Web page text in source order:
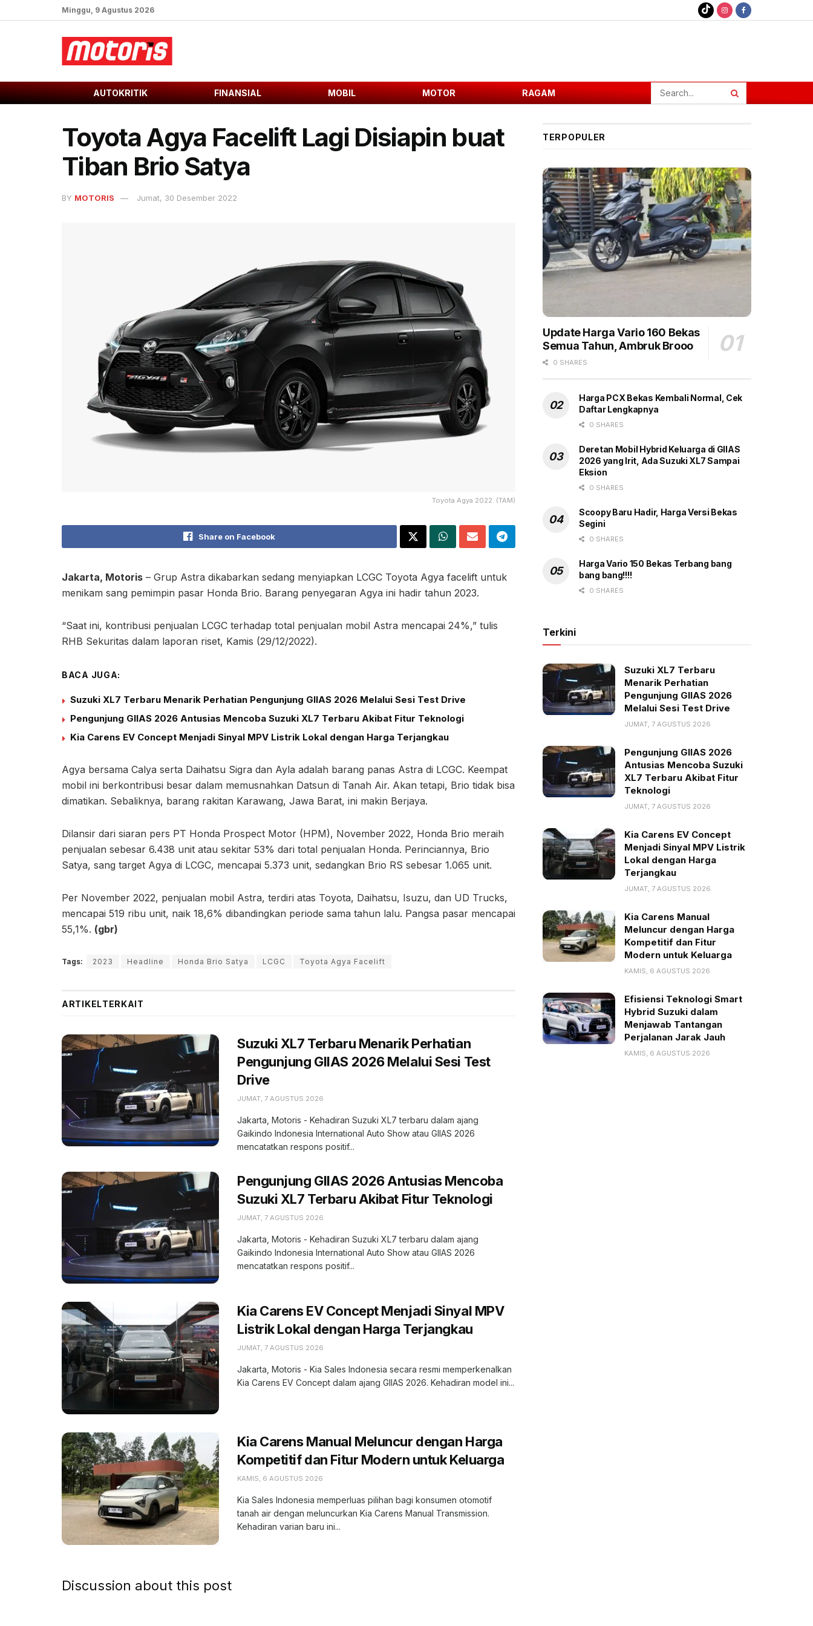
Minggu, 9 Agustus 2026
AUTOKRITIK FINANSIAL MOBIL MOTOR RAGAM
Toyota Agya Facelift Lagi Disiapin buat
Tiban Brio Satya
BY MOTORIS Jumat, 30 Desember 2022
Toyota Agya 2022. (TAM)
Share on Facebook
Jakarta, Motoris – Grup Astra dikabarkan sedang menyiapkan LCGC Toyota Agya facelift untuk
menikam sang pemimpin pasar Honda Brio. Barang penyegaran Agya ini hadir tahun 2023.
“Saat ini, kontribusi penjualan LCGC terhadap total penjualan mobil Astra mencapai 24%,” tulis
RHB Sekuritas dalam laporan riset, Kamis (29/12/2022).
BACA JUGA:
Suzuki XL7 Terbaru Menarik Perhatian Pengunjung GIIAS 2026 Melalui Sesi Test Drive
Pengunjung GIIAS 2026 Antusias Mencoba Suzuki XL7 Terbaru Akibat Fitur Teknologi
Kia Carens EV Concept Menjadi Sinyal MPV Listrik Lokal dengan Harga Terjangkau
Agya bersama Calya serta Daihatsu Sigra dan Ayla adalah barang panas Astra di LCGC. Keempat
mobil ini berkontribusi besar dalam memusnahkan Datsun di Tanah Air. Akan tetapi, Brio tidak bisa
dimatikan. Sebaliknya, barang rakitan Karawang, Jawa Barat, ini makin Berjaya.
Dilansir dari siaran pers PT Honda Prospect Motor (HPM), November 2022, Honda Brio meraih
penjualan sebesar 6.438 unit atau sekitar 53% dari total penjualan Honda. Perinciannya, Brio
Satya, sang target Agya di LCGC, mencapai 5.373 unit, sedangkan Brio RS sebesar 1.065 unit.
Per November 2022, penjualan mobil Astra, terdiri atas Toyota, Daihatsu, Isuzu, dan UD Trucks,
mencapai 519 ribu unit, naik 18,6% dibandingkan periode sama tahun lalu. Pangsa pasar mencapai
55,1%. (gbr)
Tags: 2023 Headline Honda Brio Satya LCGC Toyota Agya Facelift
ARTIKELTERKAIT
Suzuki XL7 Terbaru Menarik Perhatian
Pengunjung GIIAS 2026 Melalui Sesi Test
Drive
JUMAT, 7 AGUSTUS 2026
Jakarta, Motoris - Kehadiran Suzuki XL7 terbaru dalam ajang
Gaikindo Indonesia International Auto Show atau GIIAS 2026
mencatatkan respons positif...
Pengunjung GIIAS 2026 Antusias Mencoba
Suzuki XL7 Terbaru Akibat Fitur Teknologi
JUMAT, 7 AGUSTUS 2026
Jakarta, Motoris - Kehadiran Suzuki XL7 terbaru dalam ajang
Gaikindo Indonesia International Auto Show atau GIIAS 2026
mencatatkan respons positif...
Kia Carens EV Concept Menjadi Sinyal MPV
Listrik Lokal dengan Harga Terjangkau
JUMAT, 7 AGUSTUS 2026
Jakarta, Motoris - Kia Sales Indonesia secara resmi memperkenalkan
Kia Carens EV Concept dalam ajang GIIAS 2026. Kehadiran model ini...
Kia Carens Manual Meluncur dengan Harga
Kompetitif dan Fitur Modern untuk Keluarga
KAMIS, 6 AGUSTUS 2026
Kia Sales Indonesia memperluas pilihan bagi konsumen otomotif
tanah air dengan meluncurkan Kia Carens Manual Transmission.
Kehadiran varian baru ini...
Discussion about this post
TERPOPULER
Update Harga Vario 160 Bekas
Semua Tahun, Ambruk Brooo
0 SHARES
Harga PCX Bekas Kembali Normal, Cek
Daftar Lengkapnya
0 SHARES
Deretan Mobil Hybrid Keluarga di GIIAS
2026 yang Irit, Ada Suzuki XL7 Sampai
Eksion
0 SHARES
Scoopy Baru Hadir, Harga Versi Bekas
Segini
0 SHARES
Harga Vario 150 Bekas Terbang bang
bang bang!!!!
0 SHARES
Terkini
Suzuki XL7 Terbaru
Menarik Perhatian
Pengunjung GIIAS 2026
Melalui Sesi Test Drive
JUMAT, 7 AGUSTUS 2026
Pengunjung GIIAS 2026
Antusias Mencoba Suzuki
XL7 Terbaru Akibat Fitur
Teknologi
JUMAT, 7 AGUSTUS 2026
Kia Carens EV Concept
Menjadi Sinyal MPV Listrik
Lokal dengan Harga
Terjangkau
JUMAT, 7 AGUSTUS 2026
Kia Carens Manual
Meluncur dengan Harga
Kompetitif dan Fitur
Modern untuk Keluarga
KAMIS, 6 AGUSTUS 2026
Efisiensi Teknologi Smart
Hybrid Suzuki dalam
Menjawab Tantangan
Perjalanan Jarak Jauh
KAMIS, 6 AGUSTUS 2026